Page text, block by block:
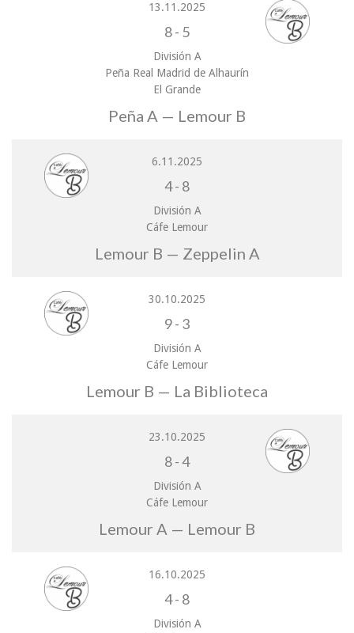
13.11.2025
8- 5
División A
Peña Real Madrid de Alhaurín
El Grande
Peña A — Lemour B
6.11.2025
4- 8
División A
Cáfe Lemour
Lemour B — Zeppelin A
30.10.2025
9- 3
División A
Cáfe Lemour
Lemour B — La Biblioteca
23.10.2025
8-4
División A
Cáfe Lemour
Lemour A — Lemour B
16.10.2025
4- 8
División A